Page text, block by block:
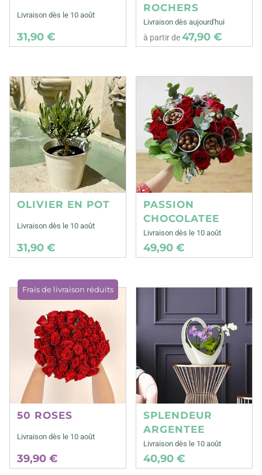
Livraison dès le 10 août
31,90 €
ROCHERS
Livraison dès aujourd'hui
à partir de47,90 €
OLIVIER EN POT
Livraison dès le 10 août
31,90 €
PASSION
CHOCOLATEE
Livraison dès le 10 août
49,90 €
Frais de livraison réduits
50 ROSES
Livraison dès le 10 août
39,90 €
SPLENDEUR
ARGENTEE
Livraison dès le 10 août
40,90 €